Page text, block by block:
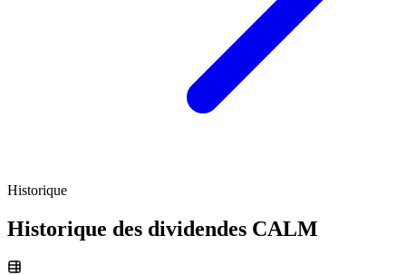
Historique
Historique des dividendes CALM